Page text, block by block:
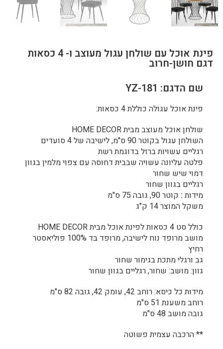
פינת אוכל עם שולחן עגול מעוצב ו- 4 כסאות
דגם חושן-חרוב
שם הדגם: YZ-181
פינת אוכל עגולה כוללת 4 כסאות:
שולחן אוכל מעוצב מבית HOME DECOR
השולחן עגול בקוטר 90 ס"מ, לישיבה של 4 סועדים
רגליים עשויות ברזל בדוגמת רשת
פלטה עליונה עשויה שבבית דחוסה עם צפוי מלמין בגוון
דמוי שיש שחור
רגליים בגוון שחור
מידות: קוטר 90, גובה 75 ס"מ
משקל המוצר 14 ק"ג
כולל סט 4 כסאות לפינת אוכל מבית HOME DECOR
מושב מרופד נוח לישיבה, מרופד בד 100% פוליאסטר
רחיץ
גב ורגלי מתכת בגימור שחור
גוון: מושב: שחור, רגליים בגוון שחור
מידות כל כיסא: רוחב 42, עומק 42, גובה 82 ס"מ
רוחב משענת 51 ס"מ
גובה מושב 48 ס"מ
** הרכבה עצמית פשוטה